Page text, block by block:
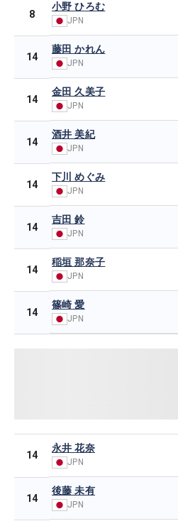
8
小野 ひろむ
JPN
14
藤田 かれん
JPN
14
金田 久美子
JPN
14
酒井 美紀
JPN
14
下川 めぐみ
JPN
14
吉田 鈴
JPN
14
稲垣 那奈子
JPN
14
篠崎 愛
JPN
14
永井 花奈
JPN
14
後藤 未有
JPN